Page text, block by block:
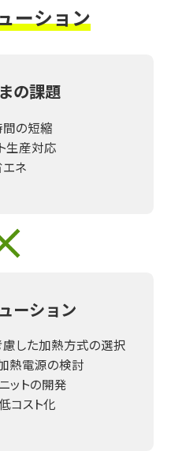
ーション
の課題
間の短縮
生産対応
エネ
ーション
慮した加熱方式の選択
熱電源の検討
ットの開発
コスト化